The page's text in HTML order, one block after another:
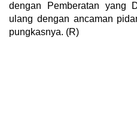
dengan Pemberatan yang
ulang dengan ancaman
pungkasnya. (R)